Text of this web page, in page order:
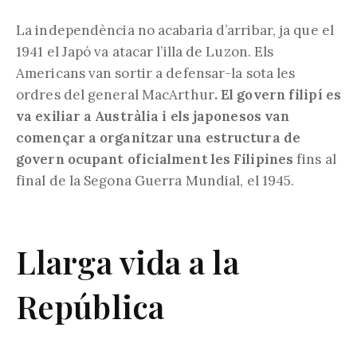
La independència no acabaria d’arribar, ja que el
1941 el Japó va atacar l’illa de Luzon. Els
Americans van sortir a defensar-la sota les
ordres del general MacArthur. El govern filipí es
va exiliar a Austràlia i els japonesos van
començar a organitzar una estructura de
govern ocupant oficialment les Filipines fins al
final de la Segona Guerra Mundial, el 1945.
Llarga vida a la
República